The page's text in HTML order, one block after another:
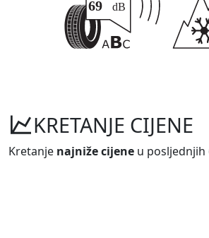
KRETANJE CIJENE
Kretanje najniže cijene u posljednjih